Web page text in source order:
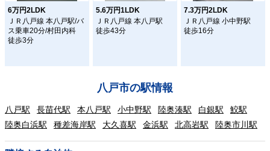
6万円2LDK
ＪＲ八戸線 本八戸駅/バ
ス乗車20分/村田内科
徒歩3分
5.6万円1LDK
ＪＲ八戸線 本八戸駅
徒歩43分
7.3万円2LDK
ＪＲ八戸線 小中野駅
徒歩16分
八戸市の駅情報
八戸駅 長苗代駅 本八戸駅 小中野駅 陸奥湊駅 白銀駅
鮫駅
陸奥白浜駅
種差海岸駅 大久喜駅 金浜駅 北高岩駅 陸奥市川駅